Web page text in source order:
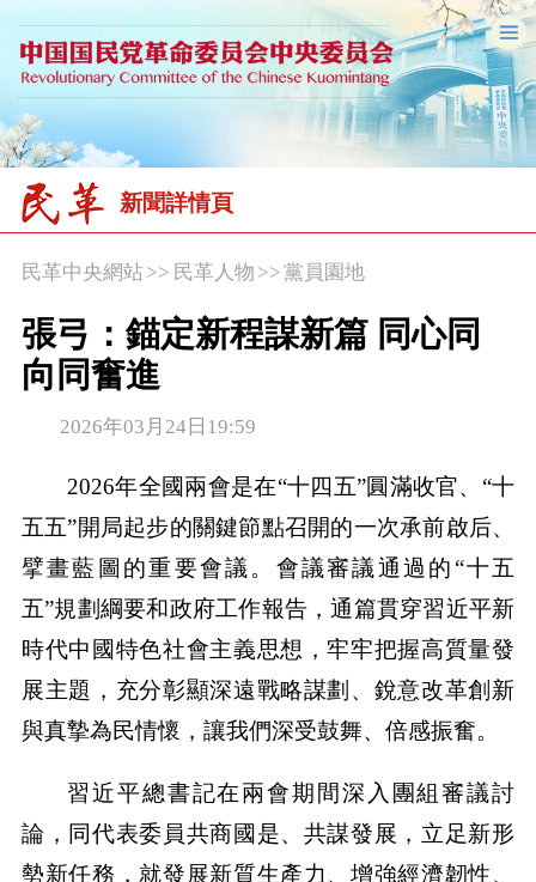
新聞詳情頁
民革中央網站>> 民革人物 >>黨員園地
張弓：錨定新程謀新篇 同心同
向同奮進
2026年03月24日19:59
2026年全國兩會是在“十四五”圓滿收官、“十
五五”開局起步的關鍵節點召開的一次承前啟后、
擘畫藍圖的重要會議。會議審議通過的“十五
五”規劃綱要和政府工作報告，通篇貫穿習近平新
時代中國特色社會主義思想，牢牢把握高質量發
展主題，充分彰顯深遠戰略謀劃、銳意改革創新
與真摯為民情懷，讓我們深受鼓舞、倍感振奮。
習近平總書記在兩會期間深入團組審議討
論，同代表委員共商國是、共謀發展，立足新形
勢新任務，就發展新質生產力、增強經濟韌性、